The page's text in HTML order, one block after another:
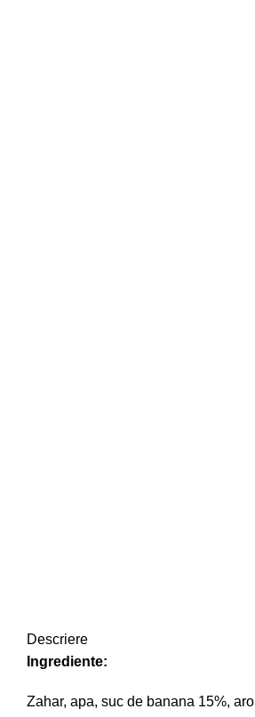
Descriere
Ingrediente:
Zahar, apa, suc de banana 15%,